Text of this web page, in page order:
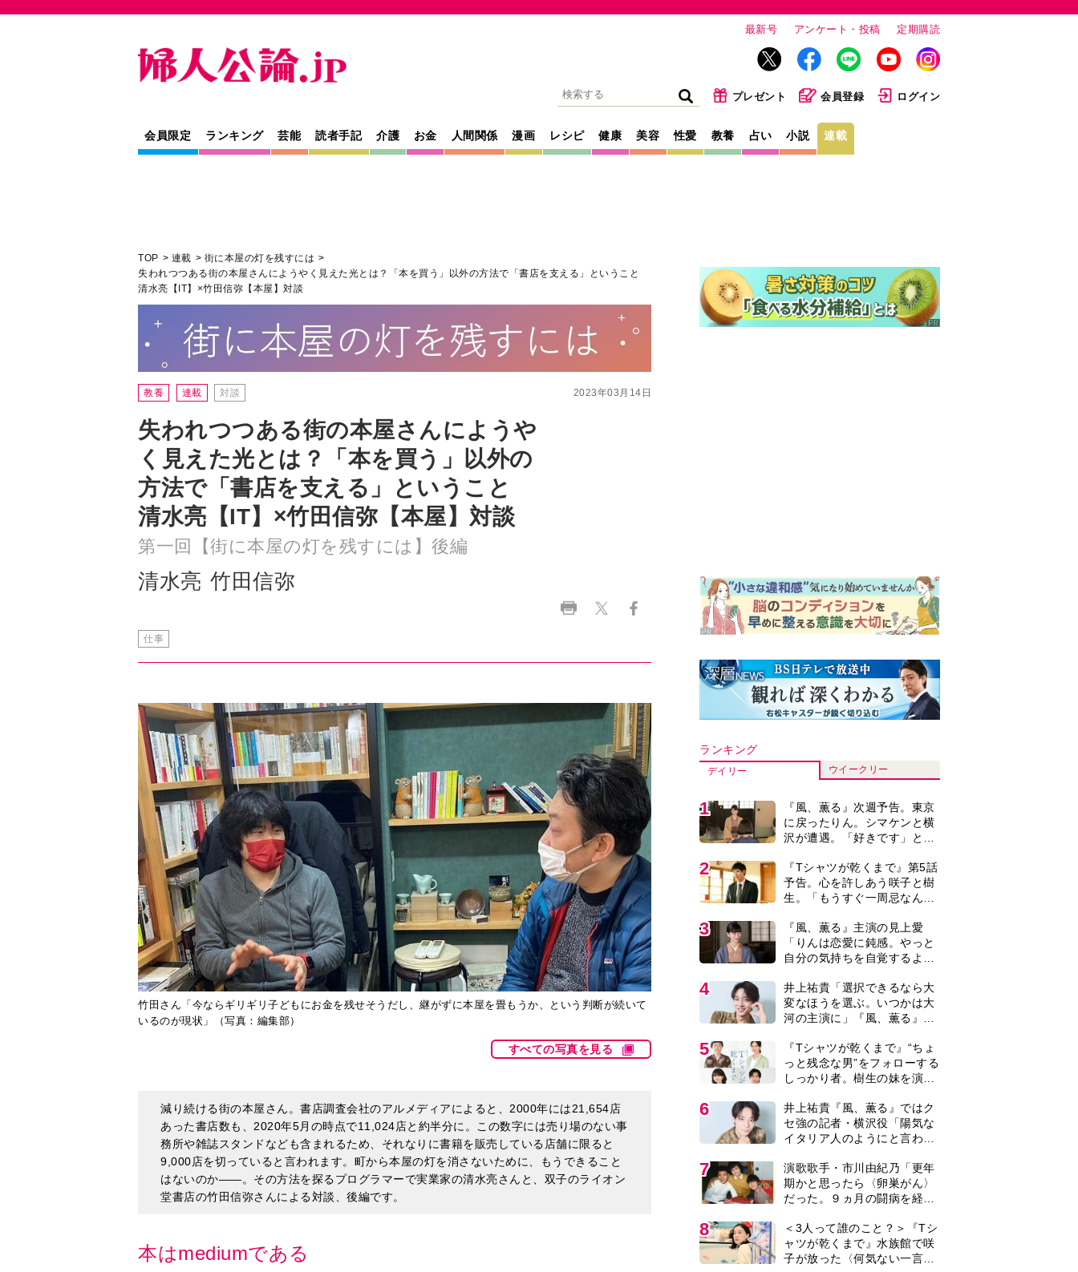
最新号 アンケート・投稿 定期購読
プレゼント 会員登録 ログイン
会員限定 ランキング 芸能 読者手記 介護 お金 人間関係 漫画 レシピ 健康 美容 性愛 教養 占い 小説 連載
2023年03月14日
教養
失われつつある街の本屋さんにようや
く見えた光とは？「本を買う」以外の
方法で「書店を支える」ということ
清水亮【IT】×竹田信弥【本屋】対談
第一回【街に本屋の灯を残すには】後編
清水亮 竹田信弥
竹田さん「今ならギリギリ子どもにお金を残せそうだし、継がずに本屋を畳もうか、という判断が続いて
いるのが現状」（写真：編集部）
すべての写真を見る
あった書店数も、2020年5月の時点で11,024店と約半分に。この数字には売り場のない事
はないのか――。その方法を探るプログラマーで実業家の清水亮さんと、双子のライオン
堂書店の竹田信弥さんによる対談、後編です。
本はmediumである
店なんかに足を運んでは、デザインやら技術書やら、気に入った新刊を買ってきては
2
予告。心を許しあう咲子と樹
生。「もうすぐ一周忌なんで
それが過ぎたら…」＜ネタバ
レあり＞
3
『風、薫る』主演の見上愛
自分の気持ちを自覚するよう
に」
4
井上祐貴「選択できるなら大
変なほうを選ぶ。いつかは大
河の主演に」『風、薫る』で
5
っと残念な男”をフォローする
しっかり者。樹生の妹を演じ
スト紹介＞
6
井上祐貴『風、薫る』ではク
セ強の記者・横沢役「陽気な
イタリア人のようにと言われ
7
演歌歌手・市川由紀乃「更年
期かと思ったら〈卵巣がん〉
だった。９ヵ月の闘病を経て
紙を今も支えに」【2026上半
期BEST】
8
＜3人って誰のこと？＞『Tシ
ャツが乾くまで』水族館で咲
子が放った〈何気ない一言〉
線？」「子どもの話だと…」
9
『風、薫る』見上愛「りんの
心が病気になっていく演技が
難しくて。看護は想像以上に
10
【もうムリ！ご近所姑】「今
日はどこ行くん？」出かける
度に聞いてくる近所のおばさ
まり…【第1話】
もっと見る
MOVIE